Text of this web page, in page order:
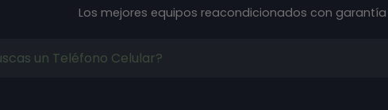
Los mejores equipos reacondicionados con garantía